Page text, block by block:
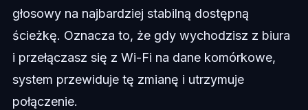
głosowy na najbardziej stabilną dostępną
ścieżkę. Oznacza to, że gdy wychodzisz z biura
i przełączasz się z Wi-Fi na dane komórkowe,
system przewiduje tę zmianę i utrzymuje
połączenie.